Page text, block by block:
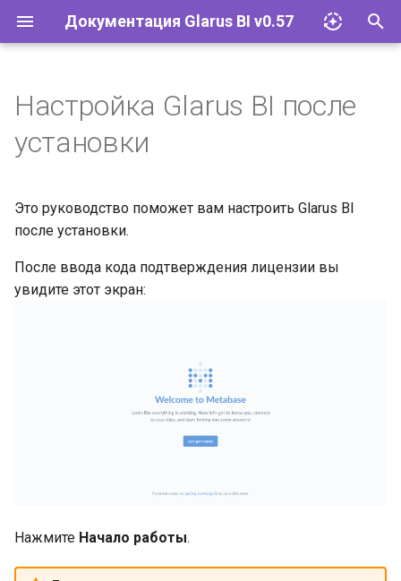
Документация Glarus BI v0.57
ц
и
и
с
Импорт файлов Excel
Визуализации
Моделирование данных
Glarus AI
Соответствие 152-ФЗ
Glarus BI и Claude AI
Установка и эксплуатация
Управление плагинами
Учётные записи и группы
Документация API Glarus BI
Настройка Glarus BI после
установки
Это руководство поможет вам настроить Glarus BI
после установки.
После ввода кода подтверждения лицензии вы
увидите этот экран:
Нажмите Начало работы.